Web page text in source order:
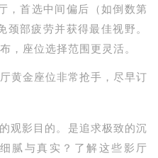
，首选中间偏后（如倒数第
部疲劳并获得最佳视野。
，座位选择范围更灵活。
黄金座位非常抢手，尽早订
观影目的。是追求极致的沉
腻与真实？了解这些影厅